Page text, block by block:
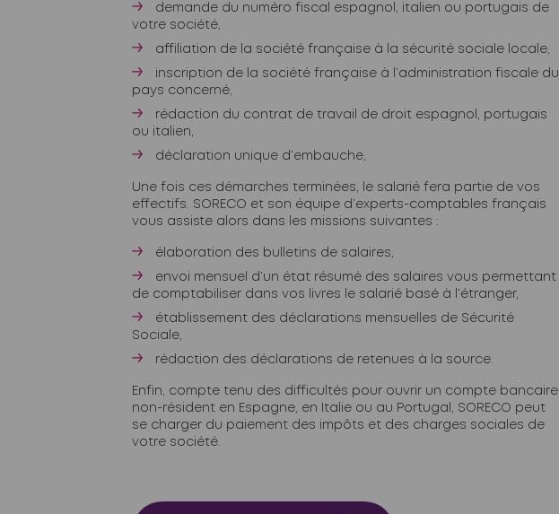
demande du numéro fiscal espagnol, italien ou portugais de
votre société,
affiliation de la société française à la sécurité sociale locale,
inscription de la société française à l’administration fiscale du
pays concerné,
rédaction du contrat de travail de droit espagnol, portugais
ou italien,
déclaration unique d’embauche,
Une fois ces démarches terminées, le salarié fera partie de vos
effectifs. SORECO et son équipe d’experts-comptables français
vous assiste alors dans les missions suivantes :
élaboration des bulletins de salaires,
envoi mensuel d’un état résumé des salaires vous permettant
de comptabiliser dans vos livres le salarié basé à l’étranger,
établissement des déclarations mensuelles de Sécurité
Sociale,
rédaction des déclarations de retenues à la source.
Enfin, compte tenu des difficultés pour ouvrir un compte bancaire
non-résident en Espagne, en Italie ou au Portugal, SORECO peut
se charger du paiement des impôts et des charges sociales de
votre société.